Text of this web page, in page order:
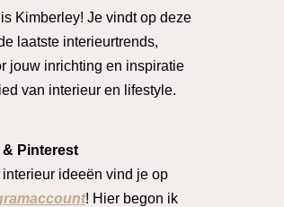
Kimberley! Je vindt op deze
laatste interieurtrends,
jouw inrichting en inspiratie
van interieur en lifestyle.
& Pinterest
ideeën vind je op
! Hier begon ik